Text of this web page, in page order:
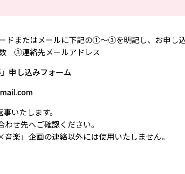
ドまたはメールに下記の①～③を明記し、お申し込
③連絡先メールアドレス
申し込みフォーム
いたします。
せ先へご確認ください。
楽」企画の連絡以外には使用いたしません。